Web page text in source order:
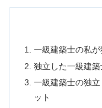
一級建築士の私
独立した一級建築
一級建築士の独
ット